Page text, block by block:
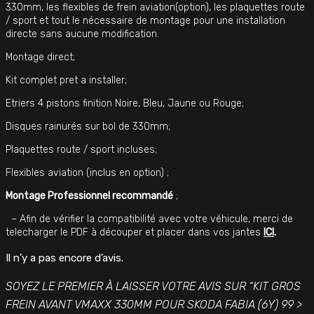
330mm, les flexibles de frein aviation(option), les plaquettes route
/ sport et tout le nécessaire de montage pour une installation
directe sans aucune modification.
Montage direct;
Kit complet pret a installer;
Etriers 4 pistons finition Noire, Bleu, Jaune ou Rouge;
Disques rainurés sur bol de 330mm;
Plaquettes route / sport incluses;
Flexibles aviation (inclus en option) ;
Montage Professionnel recommandé ;
– Afin de vérifier la compatibilité avec votre véhicule, merci de
telecharger le PDF à découper et placer dans vos jantes ICI.
Il n’y a pas encore d’avis.
SOYEZ LE PREMIER À LAISSER VOTRE AVIS SUR “KIT GROS
FREIN AVANT VMAXX 330MM POUR SKODA FABIA (6Y) 99 >